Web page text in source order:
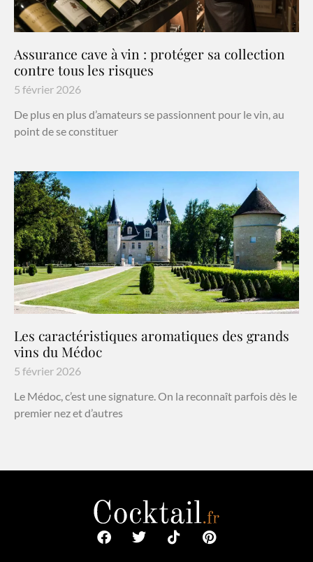
Assurance cave à vin : protéger sa collection
contre tous les risques
5 février 2026
De plus en plus d’amateurs se passionnent pour le vin, au
point de se constituer
Les caractéristiques aromatiques des grands
vins du Médoc
5 février 2026
Le Médoc, c’est une signature. On la reconnaît parfois dès le
premier nez et d’autres